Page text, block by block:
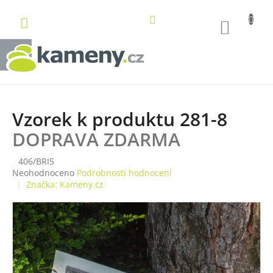
obsah
Vzorek k produktu 281-8
DOPRAVA ZDARMA
406/BRI5
Průměrné
hodnocení
je
0,0
z
5
hvězdiček.
Neohodnoceno Podrobnosti hodnocení
Značka: Kameny.cz